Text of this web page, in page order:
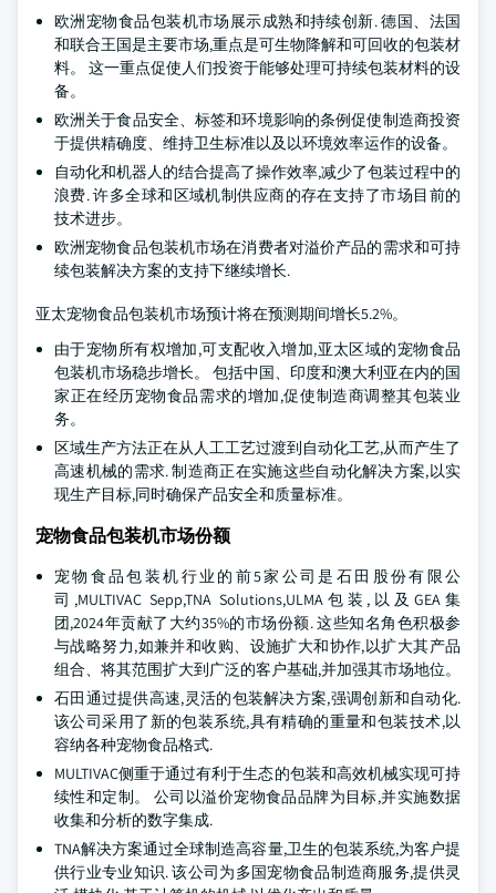
欧洲宠物食品包装机市场展示成熟和持续创新. 德国、法国
和联合王国是主要市场,重点是可生物降解和可回收的包装材
料。 这一重点促使人们投资于能够处理可持续包装材料的设
备。
欧洲关于食品安全、标签和环境影响的条例促使制造商投资
于提供精确度、维持卫生标准以及以环境效率运作的设备。
自动化和机器人的结合提高了操作效率,减少了包装过程中的
浪费. 许多全球和区域机制供应商的存在支持了市场目前的
技术进步。
欧洲宠物食品包装机市场在消费者对溢价产品的需求和可持
续包装解决方案的支持下继续增长.
亚太宠物食品包装机市场预计将在预测期间增长5.2%。
由于宠物所有权增加,可支配收入增加,亚太区域的宠物食品
包装机市场稳步增长。 包括中国、印度和澳大利亚在内的国
家正在经历宠物食品需求的增加,促使制造商调整其包装业
务。
区域生产方法正在从人工工艺过渡到自动化工艺,从而产生了
高速机械的需求. 制造商正在实施这些自动化解决方案,以实
现生产目标,同时确保产品安全和质量标准。
宠物食品包装机市场份额
宠物食品包装机行业的前5家公司是石田股份有限公
司,MULTIVAC Sepp,TNA Solutions,ULMA包装,以及GEA集
团,2024年贡献了大约35%的市场份额. 这些知名角色积极参
与战略努力,如兼并和收购、设施扩大和协作,以扩大其产品
组合、将其范围扩大到广泛的客户基础,并加强其市场地位。
石田通过提供高速,灵活的包装解决方案,强调创新和自动化.
该公司采用了新的包装系统,具有精确的重量和包装技术,以
容纳各种宠物食品格式.
MULTIVAC侧重于通过有利于生态的包装和高效机械实现可持
续性和定制。 公司以溢价宠物食品品牌为目标,并实施数据
收集和分析的数字集成.
TNA解决方案通过全球制造高容量,卫生的包装系统,为客户提
供行业专业知识. 该公司为多国宠物食品制造商服务,提供灵